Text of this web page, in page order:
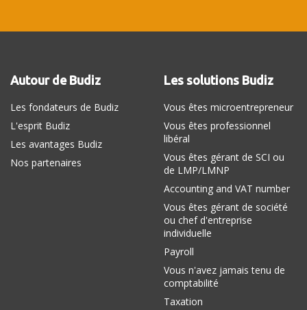
Autour de Budiz
Les fondateurs de Budiz
L'esprit Budiz
Les avantages Budiz
Nos partenaires
Les solutions Budiz
Vous êtes microentrepreneur
Vous êtes professionnel
libéral
Vous êtes gérant de SCI ou
de LMP/LMNP
Accounting and VAT number
Vous êtes gérant de société
ou chef d'entreprise
individuelle
Payroll
Vous n'avez jamais tenu de
comptabilité
Taxation